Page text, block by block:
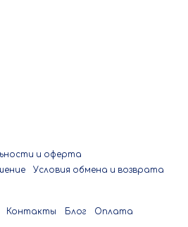
и оферта
Условия обмена и возврата
Контакты Блог
Оплата